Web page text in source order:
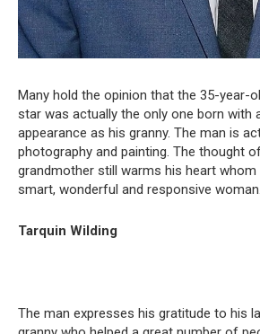
Many hold the opinion that the 35-year-
star was actually the only one born with
appearance as his granny. The man is
photography and painting. The thought
grandmother still warms his heart
smart, wonderful and responsive woman.
Tarquin Wilding
The man expresses his gratitude to his